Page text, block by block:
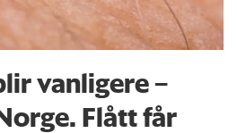
vanligere –
Flått får